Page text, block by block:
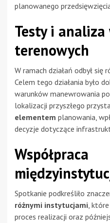
planowanego
Testy i
terenowych
W ramach działań odbył
Celem tego działania było
warunków manewrowania
lokalizacji przyszłego
elementem planowania,
decyzje dotyczące
Współpraca
Spotkanie podkreśliło
różnymi instytucjami,
proces realizacji oraz